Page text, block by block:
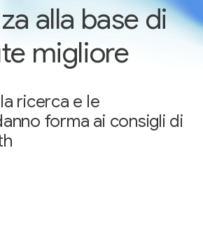
alla base di
migliore
ricerca e le
forma ai consigli di